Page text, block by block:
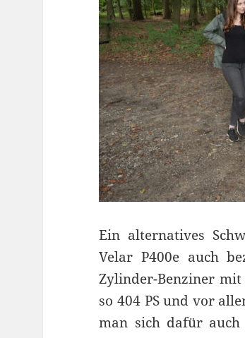
Ein alternatives
Velar P400e auch
Zylinder-Benziner
so 404 PS und vor
man sich dafür